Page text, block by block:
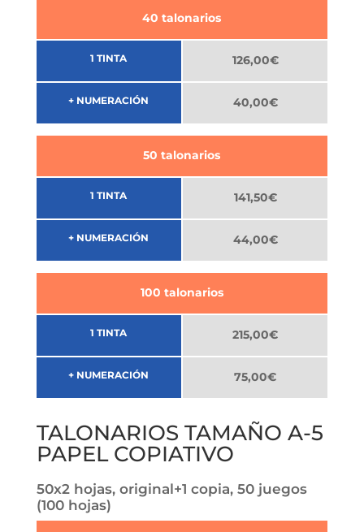
1 TINTA
+ NUMERACIÓN
40 talonarios
126,00€
40,00€
1 TINTA
+ NUMERACIÓN
50 talonarios
141,50€
44,00€
1 TINTA
+ NUMERACIÓN
100 talonarios
215,00€
75,00€
TALONARIOS TAMAÑO A-5
PAPEL COPIATIVO
50x2 hojas, original+1 copia, 50 juegos
(100 hojas)